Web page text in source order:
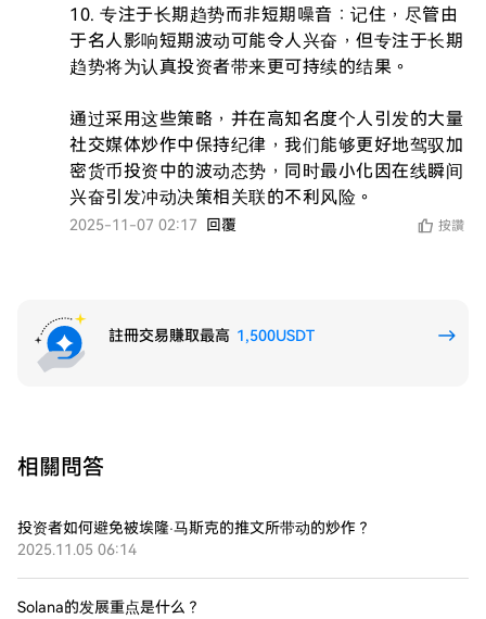
10. 专注于长期趋势而非短期噪音：记住，尽管由
于名人影响短期波动可能令人兴奋，但专注于长期
趋势将为认真投资者带来更可持续的结果。
通过采用这些策略，并在高知名度个人引发的大量
社交媒体炒作中保持纪律，我们能够更好地驾驭加
密货币投资中的波动态势，同时最小化因在线瞬间
兴奋引发冲动决策相关联的不利风险。
2025-11-07 02:17 回覆 按讚
註冊交易賺取最高 1,500USDT
相關問答
投资者如何避免被埃隆·马斯克的推文所带动的炒作？
2025.11.05 06:14
Solana的发展重点是什么？